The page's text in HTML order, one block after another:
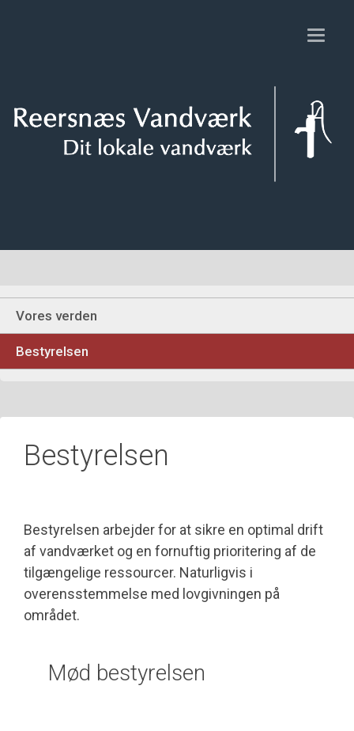
Vores verden
Bestyrelsen
Bestyrelsen
Bestyrelsen arbejder for at sikre en optimal drift
af vandværket og en fornuftig prioritering af de
tilgængelige ressourcer. Naturligvis i
overensstemmelse med lovgivningen på
området.
Mød bestyrelsen